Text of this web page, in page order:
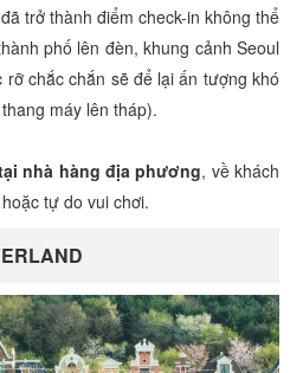
trở thành điểm check-in không thể
phố lên đèn, khung cảnh Seoul
chắc chắn sẽ để lại ấn tượng khó
máy lên tháp).
nhà hàng địa phương, về khách
tự do vui chơi.